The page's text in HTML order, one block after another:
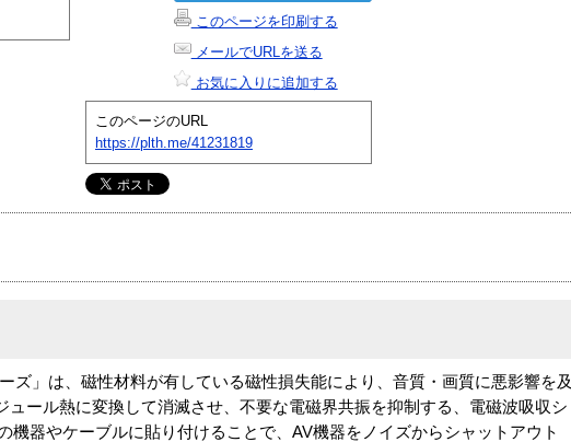
このページを印刷する
メールでURLを送る
お気に入りに追加する
このページのURL
https://plth.me/41231819
ズ」は、磁性材料が有している磁性損失能により、音質・画質に悪影響を及
ール熱に変換して消滅させ、不要な電磁界共振を抑制する、電磁波吸収シ
機器やケーブルに貼り付けることで、AV機器をノイズからシャットアウト